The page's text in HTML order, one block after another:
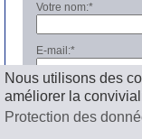
Nous utilisons des
améliorer la
Protection des
Votre nom:*
E-mail:*
S'inscrire